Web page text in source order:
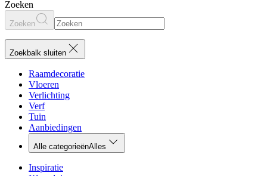
Zoeken
Zoeken
Zoekbalk sluiten
Raamdecoratie
Vloeren
Verlichting
Verf
Tuin
Aanbiedingen
Alle categorieënAlles
Inspiratie